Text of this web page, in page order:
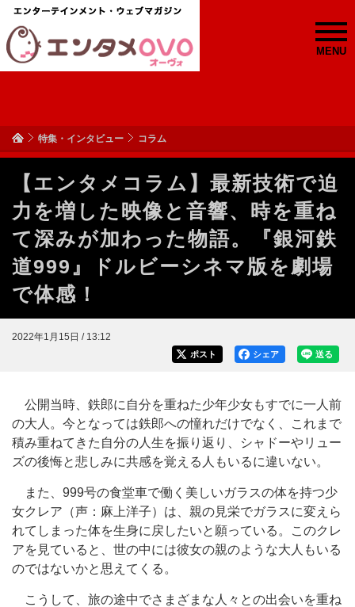
MENU
特集・インタビュー コラム
【エンタメコラム】最新技術で迫
力を増した映像と音響、時を重ね
て深みが加わった物語。『銀河鉄
道999』ドルビーシネマ版を劇場
で体感！
2022年1月15日 / 13:12
送る
シェア
ポスト
公開当時、鉄郎に自分を重ねた少年少女もすでに一人前
の大人。今となっては鉄郎への憧れだけでなく、これまで
積み重ねてきた自分の人生を振り返り、シャドーやリュー
ズの後悔と悲しみに共感を覚える人もいるに違いない。
また、999号の食堂車で働く美しいガラスの体を持つ少
女クレア（声：麻上洋子）は、親の見栄でガラスに変えら
れてしまった体を生身に戻したいと願っている。このクレ
アを見ていると、世の中には彼女の親のような大人もいる
のではないかと思えてくる。
こうして、旅の途中でさまざまな人々との出会いを重ね